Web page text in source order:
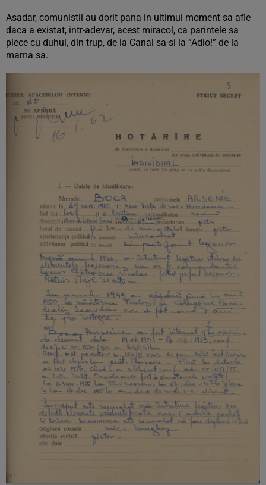
Asadar, comunistii au dorit pana in ultimul moment sa afle
daca a existat, intr-adevar, acest miracol, ca parintele sa
plece cu duhul, din trup, de la Canal sa-si ia “Adio!” de la
mama sa.